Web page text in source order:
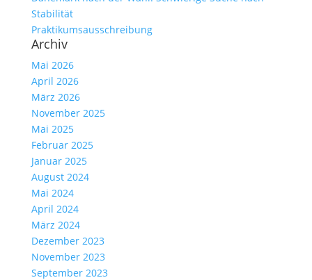
Stabilität
Praktikumsausschreibung
Archiv
Mai 2026
April 2026
März 2026
November 2025
Mai 2025
Februar 2025
Januar 2025
August 2024
Mai 2024
April 2024
März 2024
Dezember 2023
November 2023
September 2023